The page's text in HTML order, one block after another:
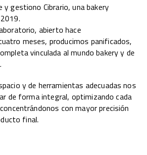
y gestiono Cibrario, una bakery
abierto hace
meses, producimos panificados,
vinculada al mundo bakery y de
y de herramientas adecuadas nos
de forma integral, optimizando cada
con mayor precisión
final.